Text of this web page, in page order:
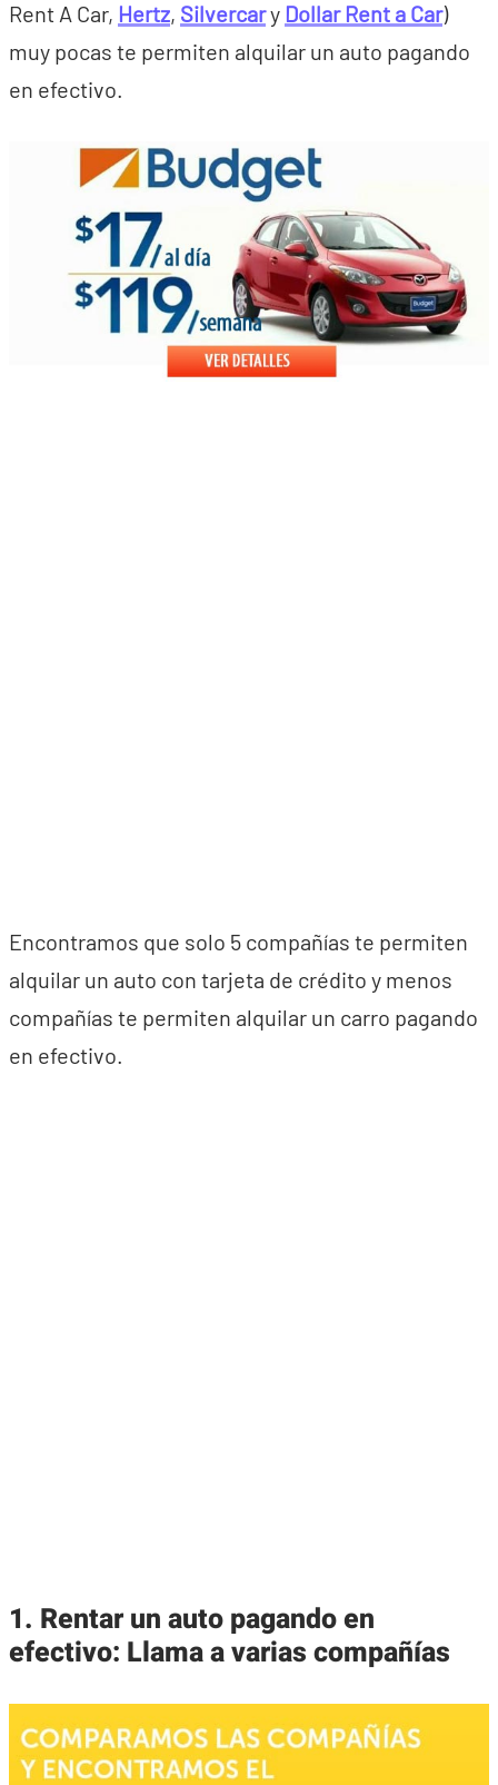
Rent A Car, Hertz, Silvercary Dollar Rent a Car)
muy pocas te permiten alquilar un auto pagando
en efectivo.
Encontramos que solo 5 compañías te permiten
alquilar un auto con tarjeta de crédito y menos
compañías te permiten alquilar un carro pagando
en efectivo.
1. Rentar un auto pagando en
efectivo: Llama a varias compañías